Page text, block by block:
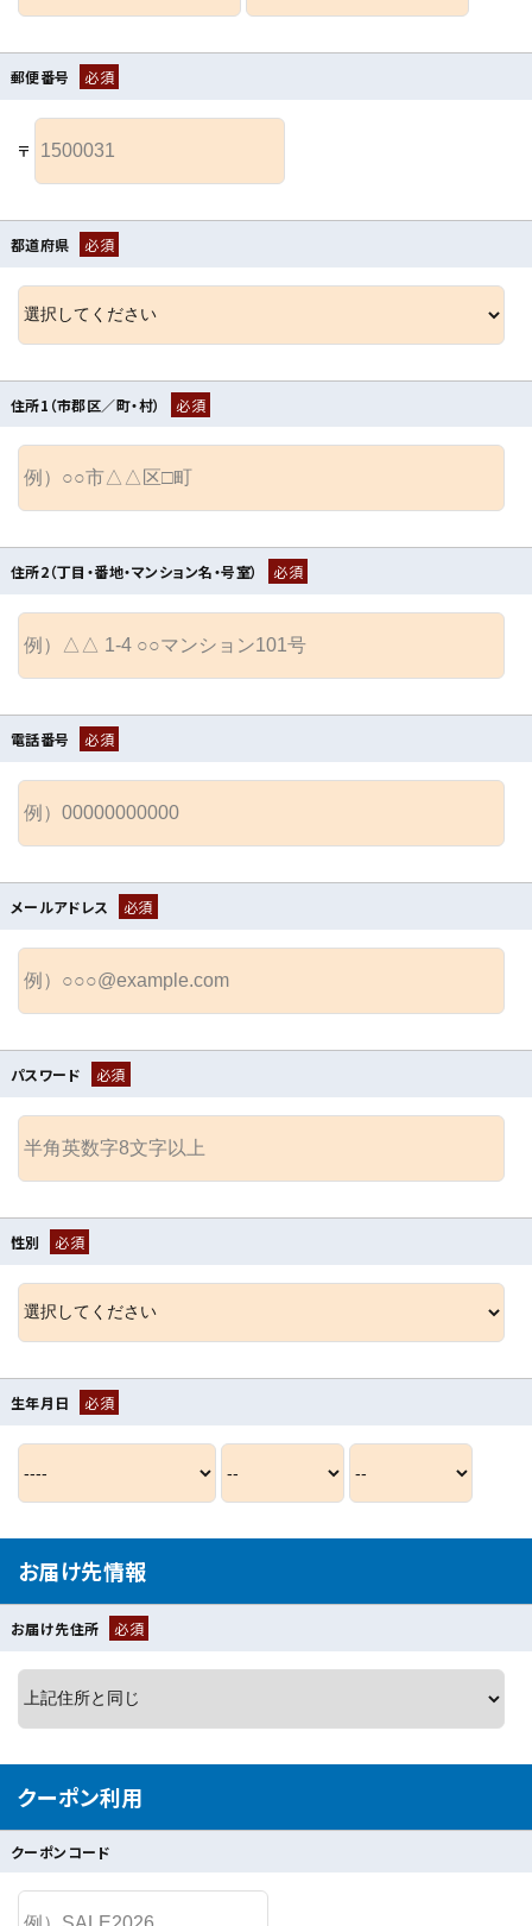
郵便番号 必須
〒
都道府県 必須
住所1（市郡区／町・村） 必須
住所2（丁目・番地・マンション名・号室） 必須
電話番号 必須
メールアドレス 必須
パスワード 必須
性別 必須
生年月日 必須
お届け先情報
お届け先住所 必須
クーポン利用
クーポンコード